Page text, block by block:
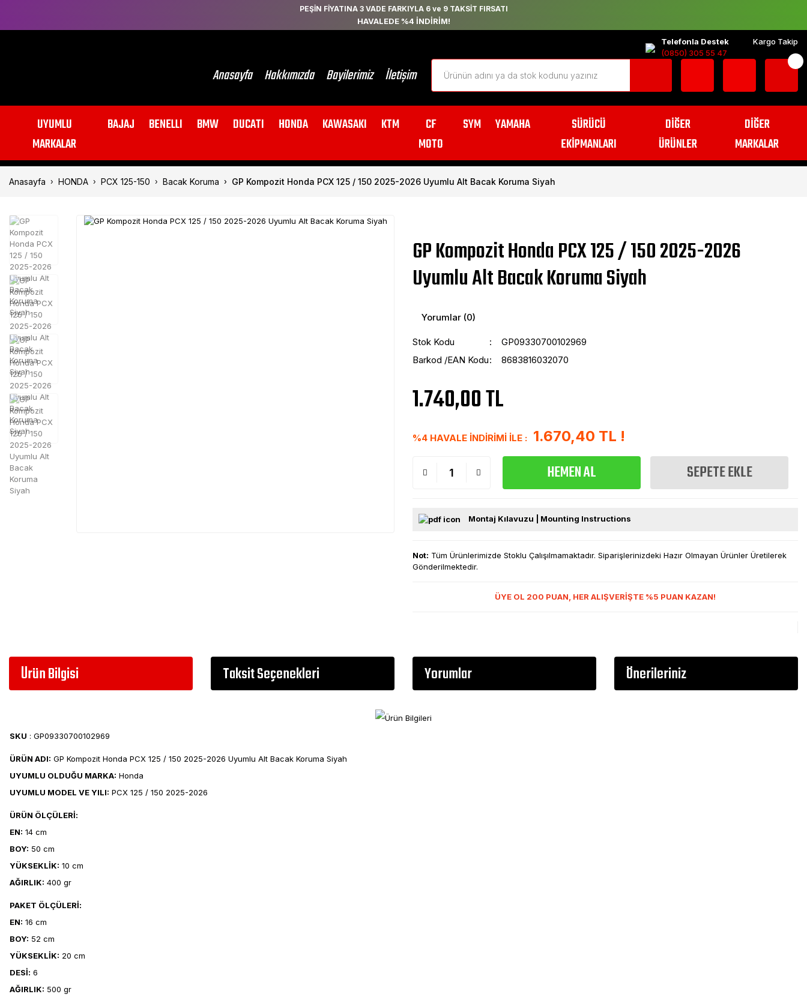
PEŞİN FİYATINA 3 VADE FARKIYLA 6 ve 9 TAKSİT FIRSATI
HAVALEDE %4 İNDİRİM!
Telefonla Destek
(0850) 305 55 47
Kargo Takip
Anasayfa Hakkımızda Bayilerimiz İletişim
UYUMLU
MARKALAR
BAJAJ BENELLI BMW DUCATI HONDA KAWASAKI KTM
CF
MOTO
SYM YAMAHA
SÜRÜCÜ
EKİPMANLARI
DİĞER
ÜRÜNLER
DİĞER
MARKALAR
Anasayfa HONDA PCX 125-150 Bacak Koruma GP Kompozit Honda PCX 125 / 150 2025-2026 Uyumlu Alt Bacak Koruma Siyah
GP Kompozit Honda PCX 125 / 150 2025-2026
Uyumlu Alt Bacak Koruma Siyah
Yorumlar (0)
Stok Kodu
GP09330700102969
Barkod /EAN Kodu
8683816032070
1.740,00 TL
%4 HAVALE İNDİRİMİ İLE : 1.670,40 TL !
HEMEN AL SEPETE EKLE
Montaj Kılavuzu | Mounting Instructions
Not: Tüm Ürünlerimizde Stoklu Çalışılmamaktadır. Siparişlerinizdeki Hazır Olmayan Ürünler Üretilerek
Gönderilmektedir.
ÜYE OL 200 PUAN, HER ALIŞVERİŞTE %5 PUAN KAZAN!
Ürün Bilgisi Taksit Seçenekleri Yorumlar Önerileriniz
SKU : GP09330700102969
ÜRÜN ADI: GP Kompozit Honda PCX 125 / 150 2025-2026 Uyumlu Alt Bacak Koruma Siyah
UYUMLU OLDUĞU MARKA: Honda
UYUMLU MODEL VE YILI: PCX 125 / 150 2025-2026
ÜRÜN ÖLÇÜLERİ:
EN: 14 cm
BOY: 50 cm
YÜKSEKLİK: 10 cm
AĞIRLIK: 400 gr
PAKET ÖLÇÜLERİ:
EN: 16 cm
BOY: 52 cm
YÜKSEKLİK: 20 cm
DESİ: 6
AĞIRLIK: 500 gr